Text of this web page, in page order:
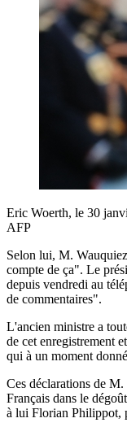
Eric Woerth, le 30
AFP
Selon lui, M.
compte de ça". Le
depuis vendredi au
de commentaires".
L'ancien ministre a
de cet enregistrement
qui à un moment
Ces déclarations de
Français dans le
à lui Florian Philippot,